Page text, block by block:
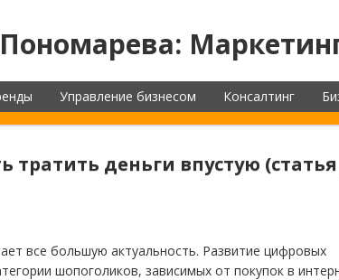
Управление бизнесом Консалтинг
тратить деньги впустую
все большую актуальность. Развитие цифровых
шопоголиков, зависимых от покупок в